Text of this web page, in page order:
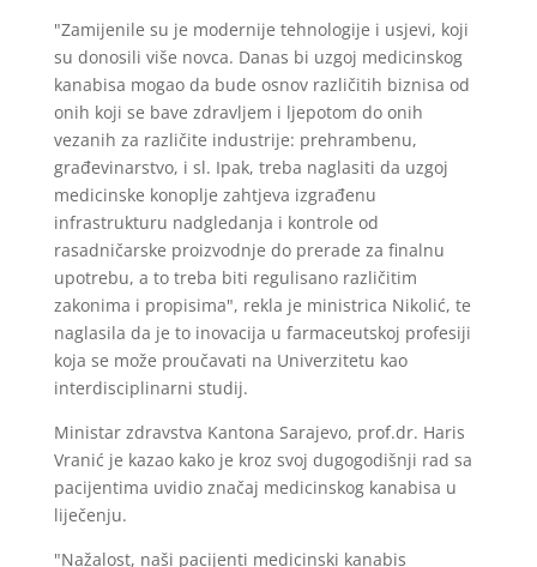
"Zamijenile su je modernije tehnologije i usjevi, koji
su donosili više novca. Danas bi uzgoj medicinskog
kanabisa mogao da bude osnov različitih biznisa od
onih koji se bave zdravljem i ljepotom do onih
vezanih za različite industrije: prehrambenu,
građevinarstvo, i sl. Ipak, treba naglasiti da uzgoj
medicinske konoplje zahtjeva izgrađenu
infrastrukturu nadgledanja i kontrole od
rasadničarske proizvodnje do prerade za finalnu
upotrebu, a to treba biti regulisano različitim
zakonima i propisima", rekla je ministrica Nikolić, te
naglasila da je to inovacija u farmaceutskoj profesiji
koja se može proučavati na Univerzitetu kao
interdisciplinarni studij.
Ministar zdravstva Kantona Sarajevo, prof.dr. Haris
Vranić je kazao kako je kroz svoj dugogodišnji rad sa
pacijentima uvidio značaj medicinskog kanabisa u
liječenju.
"Nažalost, naši pacijenti medicinski kanabis